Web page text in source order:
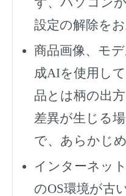
設定の解除を
商品画像、モ
成AIを使用し
品とは柄の出
差異が生じる
で、あらかじ
インターネッ
のOS環境が古